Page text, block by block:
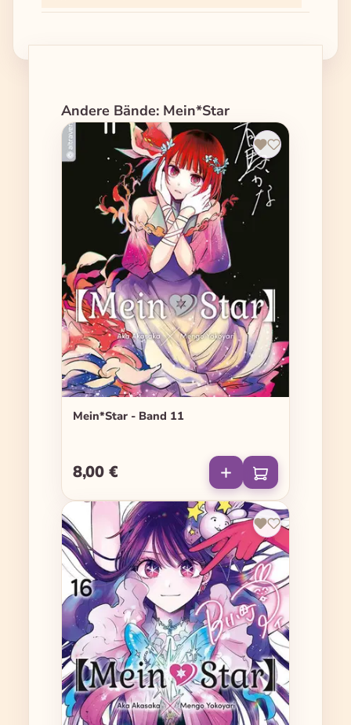
Produktgalerie überspringen
Andere Bände: Mein*Star
Mein*Star - Band 11
Regulärer Preis:
8,00 €